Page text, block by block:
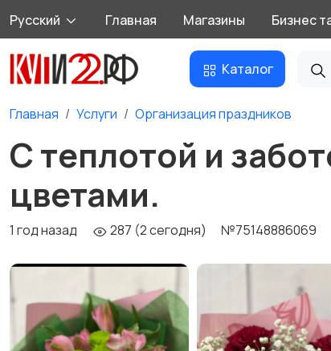
Русский Главная Магазины Бизнес
Каталог
Главная Услуги Организация праздников
С теплотой и
цветами.
1 год назад 287 (2 сегодня) №75148886069